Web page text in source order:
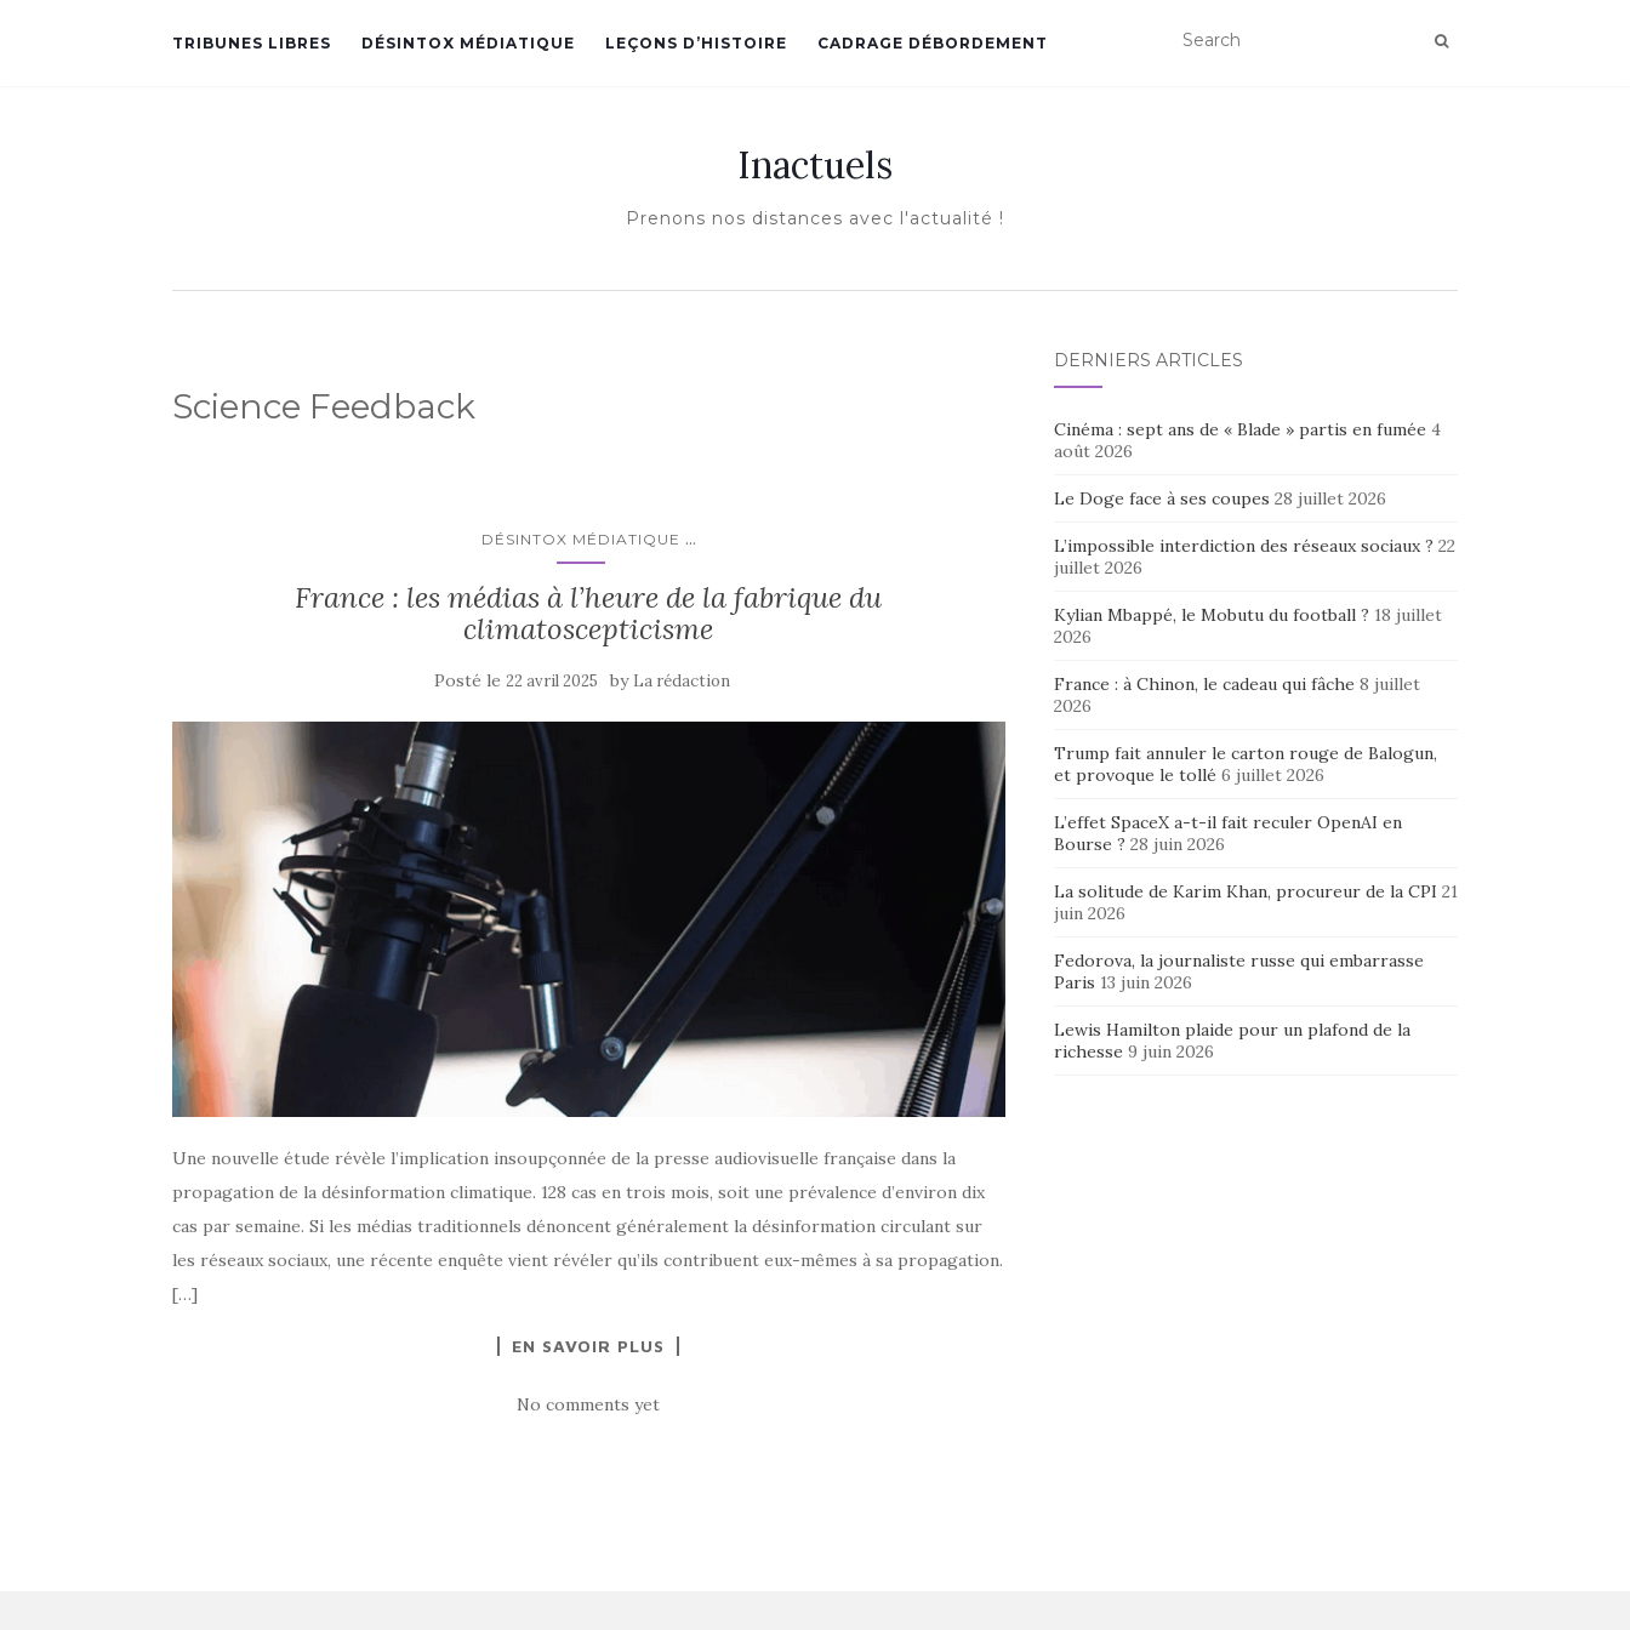
TRIBUNES LIBRES DÉSINTOX MÉDIATIQUE LEÇONS D’HISTOIRE CADRAGE DÉBORDEMENT
Inactuels
Prenons nos distances avec l'actualité !
Science Feedback
DÉSINTOX MÉDIATIQUE ...
France : les médias à l’heure de la fabrique du
climatoscepticisme
Posté le22 avril 2025 by La rédaction
Une nouvelle étude révèle l’implication insoupçonnée de la presse audiovisuelle française dans la
propagation de la désinformation climatique. 128 cas en trois mois, soit une prévalence d’environ dix
cas par semaine. Si les médias traditionnels dénoncent généralement la désinformation circulant sur
les réseaux sociaux, une récente enquête vient révéler qu’ils contribuent eux-mêmes à sa propagation.
[…]
EN SAVOIR PLUS
No comments yet
DERNIERS ARTICLES
Cinéma : sept ans de « Blade » partis en fumée 4
août 2026
Le Doge face à ses coupes 28 juillet 2026
L’impossible interdiction des réseaux sociaux ? 22
juillet 2026
Kylian Mbappé, le Mobutu du football ? 18 juillet
2026
France : à Chinon, le cadeau qui fâche 8 juillet
2026
Trump fait annuler le carton rouge de Balogun,
et provoque le tollé 6 juillet 2026
L’effet SpaceX a-t-il fait reculer OpenAI en
Bourse ? 28 juin 2026
La solitude de Karim Khan, procureur de la CPI 21
juin 2026
Fedorova, la journaliste russe qui embarrasse
Paris 13 juin 2026
Lewis Hamilton plaide pour un plafond de la
richesse 9 juin 2026